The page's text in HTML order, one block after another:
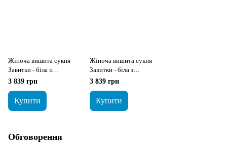
Жіноча вишита сукня
Завитки - біла з
червоною вишивкою
3 839 грн
Купити
Жіноча вишита сукня
Завитки - біла з
блакитною вишивкою
3 839 грн
Купити
Обговорення